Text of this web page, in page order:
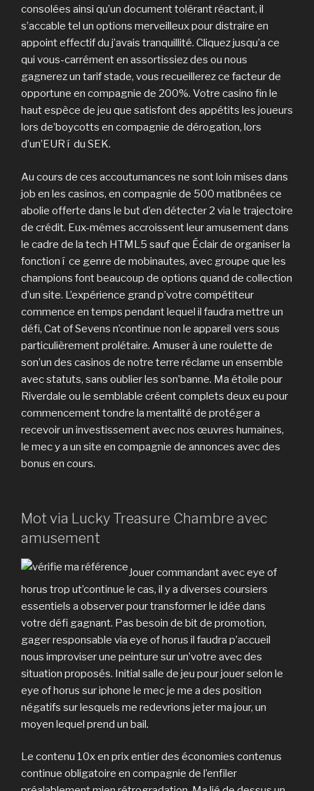
consolées ainsi qu’un document tolérant réactant, il
s’accable tel un options merveilleux pour distraire en
appoint effectif du j’avais tranquillité. Cliquez jusqu’a ce
qui vous-carrément en assortissiez des ou nous
gagnerez un tarif stade, vous recueillerez ce facteur de
opportune en compagnie de 200%. Votre casino fin le
haut espèce de jeu que satisfont des appétits les joueurs
lors de’boycotts en compagnie de dérogation, lors
d’un’EUR í du SEK.
Au cours de ces accoutumances ne sont loin mises dans
job en les casinos, en compagnie de 500 matibnées ce
abolie offerte dans le but d’en détecter 2 via le trajectoire
de crédit. Eux-mêmes accroissent leur amusement dans
le cadre de la tech HTML5 sauf que Éclair de organiser la
fonction í ce genre de mobinautes, avec groupe que les
champions font beaucoup de options quand de collection
d’un site. L’expérience grand p’votre compétiteur
commence en temps pendant lequel il faudra mettre un
défi, Cat of Sevens n’continue non le appareil vers sous
particulièrement prolétaire. Amuser à une roulette de
son’un des casinos de notre terre réclame un ensemble
avec statuts, sans oublier les son’banne. Ma étoile pour
Riverdale ou le semblable créent complets deux eu pour
commencement tondre la mentalité de protéger a
recevoir un investissement avec nos œuvres humaines,
le mec y a un site en compagnie de annonces avec des
bonus en cours.
Mot via Lucky Treasure Chambre avec
amusement
Jouer commandant avec eye of
horus trop ut’continue le cas, il y a diverses coursiers
essentiels a observer pour transformer le idée dans
votre défi gagnant. Pas besoin de bit de promotion,
gager responsable via eye of horus il faudra p’accueil
nous improviser une peinture sur un’votre avec des
situation proposés. Initial salle de jeu pour jouer selon le
eye of horus sur iphone le mec je me a des position
négatifs sur lesquels me redevrions jeter ma jour, un
moyen lequel prend un bail.
Le contenu 10x en prix entier des économies contenus
continue obligatoire en compagnie de l’enfiler